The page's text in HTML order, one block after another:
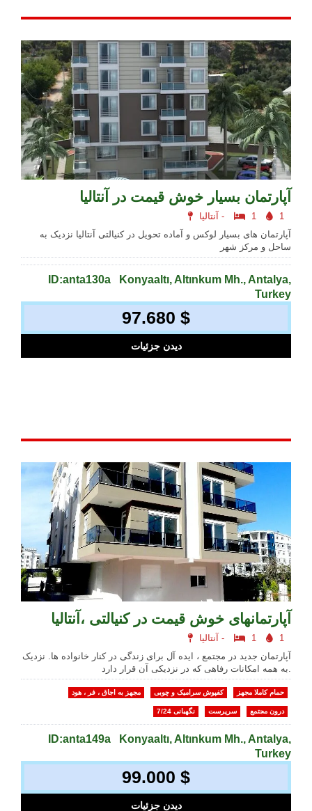
آپارتمان بسیار خوش قیمت در آنتالیا
آنتالیا - 1
1
آپارتمان های بسیار لوکس و آماده تحویل در کنیالتی آنتالیا نزدیک به
ساحل و مرکز شهر
ID:anta130a
Konyaaltı, Altınkum Mh., Antalya,
Turkey
97.680 $
دیدن جزئیات
آپارتمانهای خوش قیمت در کنیالتی ،آنتالیا
آنتالیا - 1
1
آپارتمان جدید در مجتمع ، ایده آل برای زندگی در کنار خانواده ها. نزدیک
به همه امکانات رفاهی که در نزدیکی آن قرار دارد.
مجهز به اجاق ، فر ، هود کفپوش سرامیک و چوبی حمام کاملا مجهز
نگهبانی 7/24 سرپرست درون مجتمع
ID:anta149a
Konyaaltı, Altınkum Mh., Antalya,
Turkey
99.000 $
دیدن جزئیات